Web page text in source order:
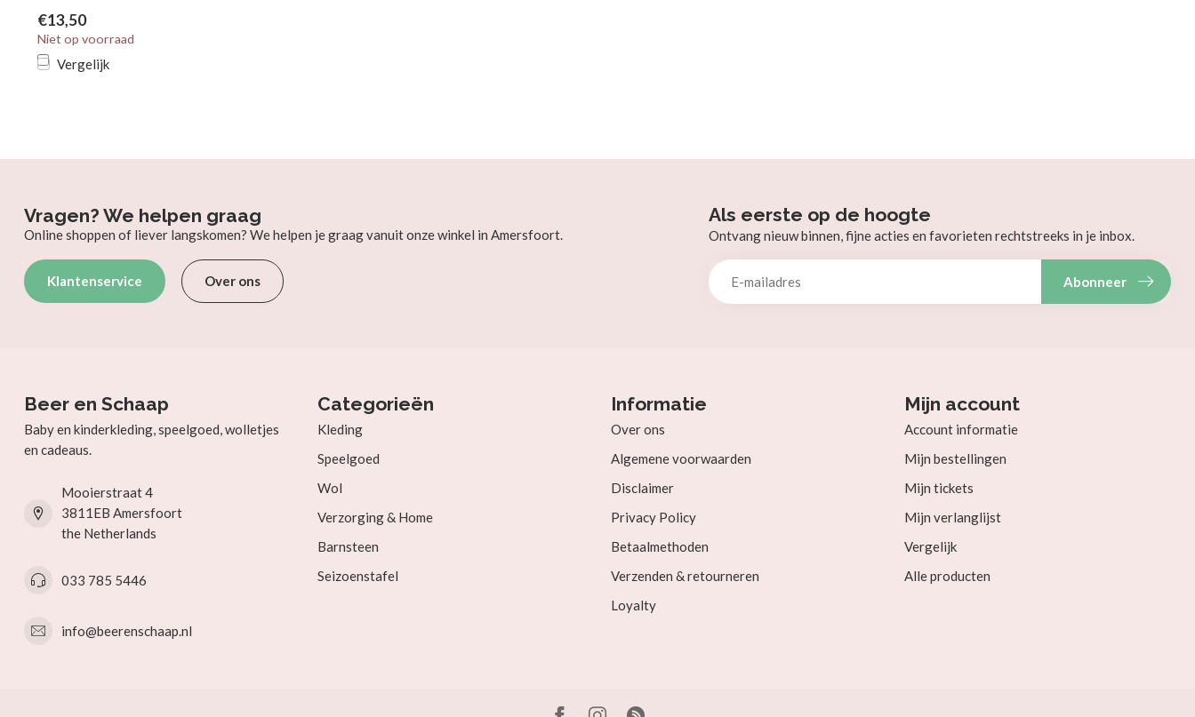
€13,50
Niet op voorraad
Vergelijk
Vragen? We helpen graag
Online shoppen of liever langskomen? We helpen je graag vanuit onze winkel in Amersfoort.
Klantenservice Over ons
Als eerste op de hoogte
Ontvang nieuw binnen, fijne acties en favorieten rechtstreeks in je inbox.
Abonneer
Beer en Schaap
Baby en kinderkleding, speelgoed, wolletjes
en cadeaus.
Mooierstraat 4
3811EB Amersfoort
the Netherlands
033 785 5446
info@beerenschaap.nl
Categorieën
Kleding
Speelgoed
Wol
Verzorging & Home
Barnsteen
Seizoenstafel
Informatie
Over ons
Algemene voorwaarden
Disclaimer
Privacy Policy
Betaalmethoden
Verzenden & retourneren
Loyalty
Mijn account
Account informatie
Mijn bestellingen
Mijn tickets
Mijn verlanglijst
Vergelijk
Alle producten